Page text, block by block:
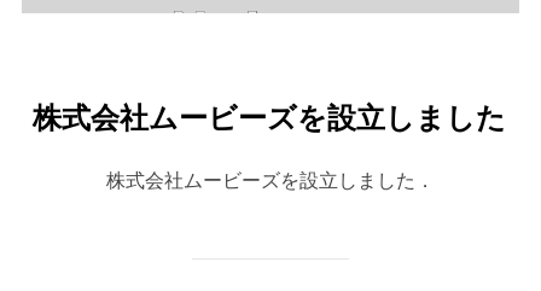
株式会社ムービーズを設立しました
株式会社ムービーズを設立しました．